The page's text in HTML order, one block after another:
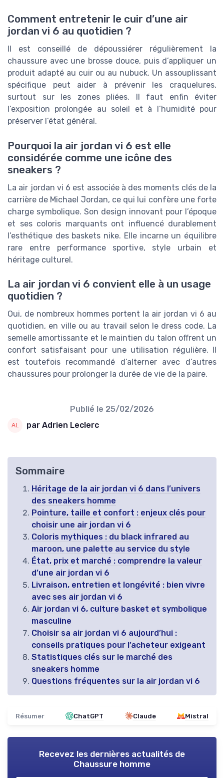
Comment entretenir le cuir d’une air
jordan vi 6 au quotidien ?
Il est conseillé de dépoussiérer régulièrement la
chaussure avec une brosse douce, puis d’appliquer un
produit adapté au cuir ou au nubuck. Un assouplissant
spécifique peut aider à prévenir les craquelures,
surtout sur les zones pliées. Il faut enfin éviter
l’exposition prolongée au soleil et à l’humidité pour
préserver l’état général.
Pourquoi la air jordan vi 6 est elle
considérée comme une icône des
sneakers ?
La air jordan vi 6 est associée à des moments clés de la
carrière de Michael Jordan, ce qui lui confère une forte
charge symbolique. Son design innovant pour l’époque
et ses coloris marquants ont influencé durablement
l’esthétique des baskets nike. Elle incarne un équilibre
rare entre performance sportive, style urbain et
héritage culturel.
La air jordan vi 6 convient elle à un usage
quotidien ?
Oui, de nombreux hommes portent la air jordan vi 6 au
quotidien, en ville ou au travail selon le dress code. La
semelle amortissante et le maintien du talon offrent un
confort satisfaisant pour une utilisation régulière. Il
est toutefois recommandé d’alterner avec d’autres
chaussures pour prolonger la durée de vie de la paire.
Publié le 25/02/2026
par Adrien Leclerc
Sommaire
Héritage de la air jordan vi 6 dans l’univers
des sneakers homme
Pointure, taille et confort : enjeux clés pour
choisir une air jordan vi 6
Coloris mythiques : du black infrared au
maroon, une palette au service du style
État, prix et marché : comprendre la valeur
d’une air jordan vi 6
Livraison, entretien et longévité : bien vivre
avec ses air jordan vi 6
Air jordan vi 6, culture basket et symbolique
masculine
Choisir sa air jordan vi 6 aujourd’hui :
conseils pratiques pour l’acheteur exigeant
Statistiques clés sur le marché des
sneakers homme
Questions fréquentes sur la air jordan vi 6
Résumer ChatGPT Claude Mistral
Recevez les dernières actualités de
Chaussure homme